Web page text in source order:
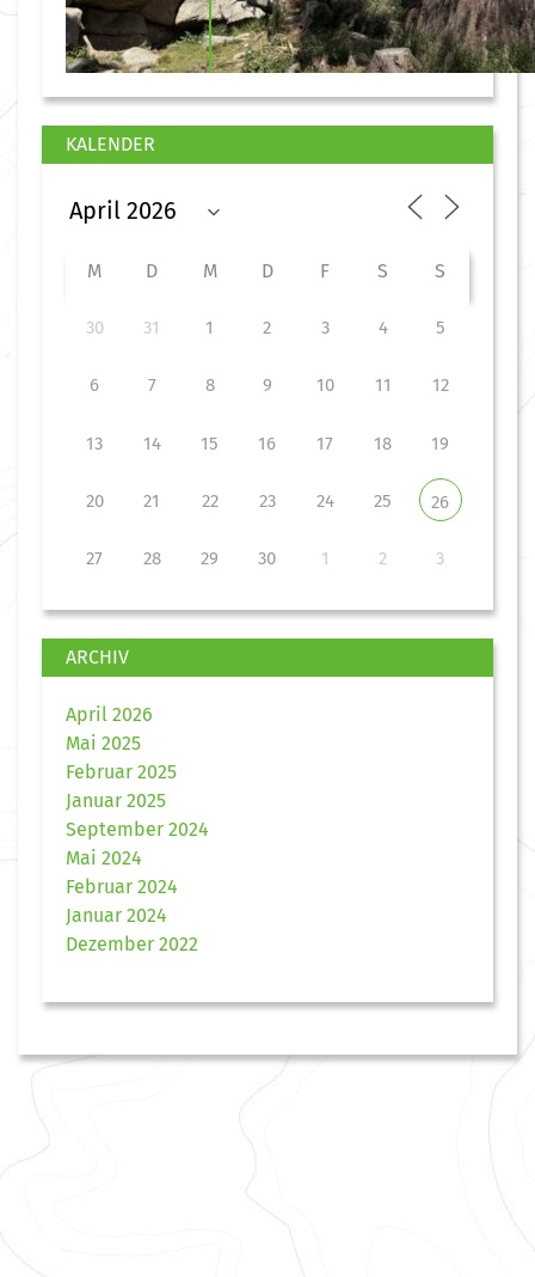
KALENDER
M D M D F S S
30 31 1 2 3 4 5
6 7 8 9 10 11 12
13 14 15 16 17 18 19
20 21 22 23 24 25 26
27 28 29 30 1 2 3
ARCHIV
April 2026
Mai 2025
Februar 2025
Januar 2025
September 2024
Mai 2024
Februar 2024
Januar 2024
Dezember 2022